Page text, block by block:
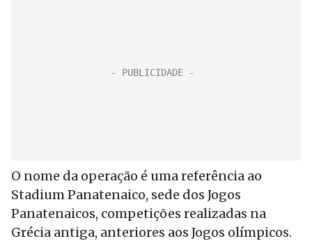
O nome da operação é uma referência ao
Stadium Panatenaico, sede dos Jogos
Panatenaicos, competições realizadas na
Grécia antiga, anteriores aos Jogos olímpicos.